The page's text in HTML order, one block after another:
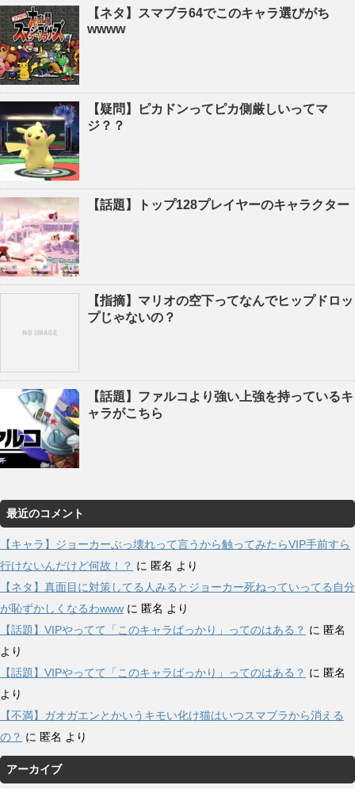
【ネタ】スマブラ64でこのキャラ選びがち
wwww
【疑問】ピカドンってピカ側厳しいってマ
ジ？？
【話題】トップ128プレイヤーのキャラクター
【指摘】マリオの空下ってなんでヒップドロッ
プじゃないの？
【話題】ファルコより強い上強を持っているキ
ャラがこちら
最近のコメント
【キャラ】ジョーカーぶっ壊れって言うから触ってみたらVIP手前すら
行けないんだけど何故！？ に 匿名 より
【ネタ】真面目に対策してる人みるとジョーカー死ねっていってる自分
が恥ずかしくなるわwww に 匿名 より
【話題】VIPやってて「このキャラばっかり」ってのはある？ に 匿名
より
【話題】VIPやってて「このキャラばっかり」ってのはある？ に 匿名
より
【不満】ガオガエンとかいうキモい化け猫はいつスマブラから消える
の？ に 匿名 より
アーカイブ